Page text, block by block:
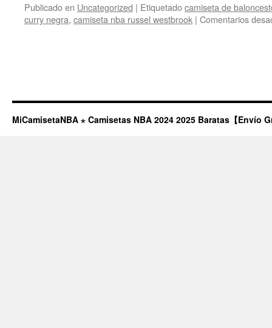
Publicado en Uncategorized | Etiquetadocamiseta de
curry negra, camiseta nba russel westbrook | Comentarios
MiCamisetaNBA ⋆ Camisetas NBA 2024 2025 Baratas【Envío